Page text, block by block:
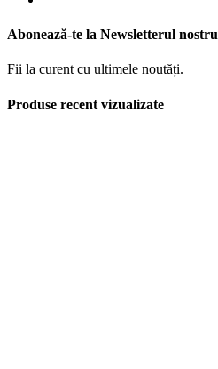
Abonează-te la Newsletterul nostru
Fii la curent cu ultimele noutăți.
Produse recent vizualizate